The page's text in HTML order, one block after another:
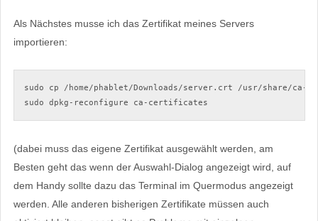
Als Nächstes musse ich das Zertifikat meines Servers
importieren:
sudo cp /home/phablet/Downloads/server.crt /usr/share/ca-
sudo dpkg-reconfigure ca-certificates
(dabei muss das eigene Zertifikat ausgewählt werden, am
Besten geht das wenn der Auswahl-Dialog angezeigt wird, auf
dem Handy sollte dazu das Terminal im Quermodus angezeigt
werden. Alle anderen bisherigen Zertifikate müssen auch